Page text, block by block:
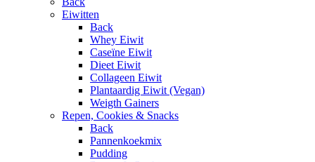
Eiwitten
Back
Whey Eiwit
Caseïne Eiwit
Dieet Eiwit
Collageen Eiwit
Plantaardig Eiwit (Vegan)
Weigth Gainers
Repen, Cookies & Snacks
Back
Pannenkoekmix
Pudding